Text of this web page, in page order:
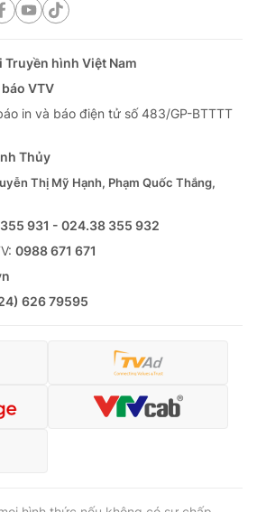
Truyền hình Việt Nam
VTV
in và báo điện tử số 483/GP-BTTTT
Thủy
Thị Mỹ Hạnh, Phạm Quốc Thắng,
931 - 024.38 355 932
0988 671 671
626 79595